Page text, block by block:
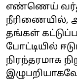
எண்ணெய்
நீரிணையில்,
தங்கள்
போட்டியில்
நிரந்தரமாக